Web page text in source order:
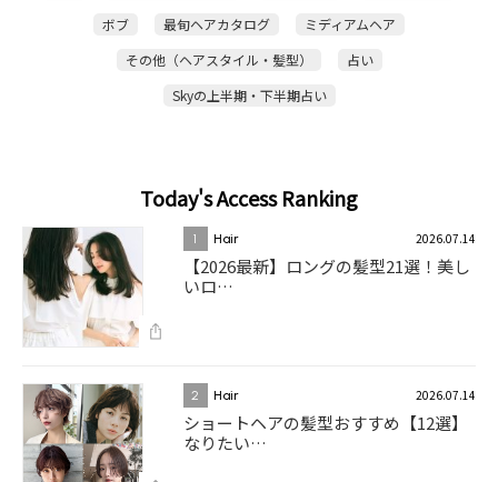
ボブ
最旬ヘアカタログ
ミディアムヘア
その他（ヘアスタイル・髪型）
占い
Skyの上半期・下半期占い
Today's Access Ranking
1 Hair 2026.07.14
【2026最新】ロングの髪型21選！美し
いロ…
2 Hair 2026.07.14
ショートヘアの髪型おすすめ【12選】
なりたい…